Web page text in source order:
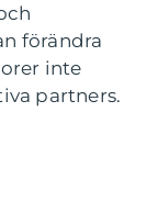
förändra
inte
partners.